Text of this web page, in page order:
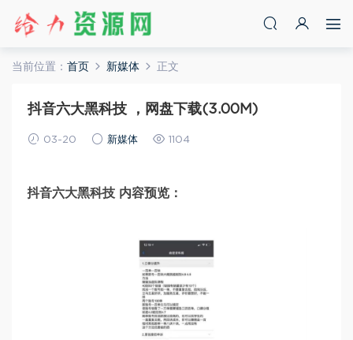
当前位置： 首页 新媒体 正文
抖音六大黑科技 ，网盘下载(3.00M)
03-20 新媒体 1104
抖音六大黑科技 内容预览：